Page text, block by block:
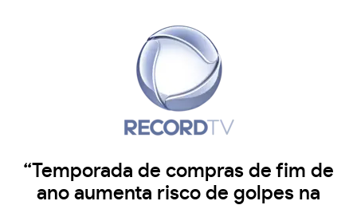
“Temporada de compras de fim de
ano aumenta risco de golpes na